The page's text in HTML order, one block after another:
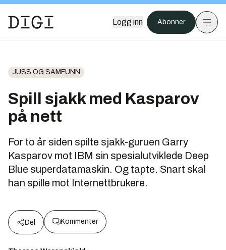
Logg inn Abonner
JUSS OG SAMFUNN
Spill sjakk med Kasparov
på nett
For to år siden spilte sjakk-guruen Garry
Kasparov mot IBM sin spesialutviklede Deep
Blue superdatamaskin. Og tapte. Snart skal
han spille mot Internettbrukere.
Del Kommenter